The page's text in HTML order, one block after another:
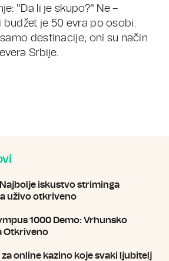
"Da li je skupo?" Ne –
budžet je 50 evra po osobi.
destinacije; oni su način
Srbije.
iskustvo striminga
uživo otkriveno
1000 Demo: Vrhunsko
Otkriveno
online kazino koje svaki ljubitelj